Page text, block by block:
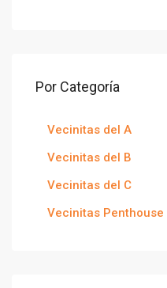
Por Categoría
Vecinitas del A
Vecinitas del B
Vecinitas del C
Vecinitas Penthouse